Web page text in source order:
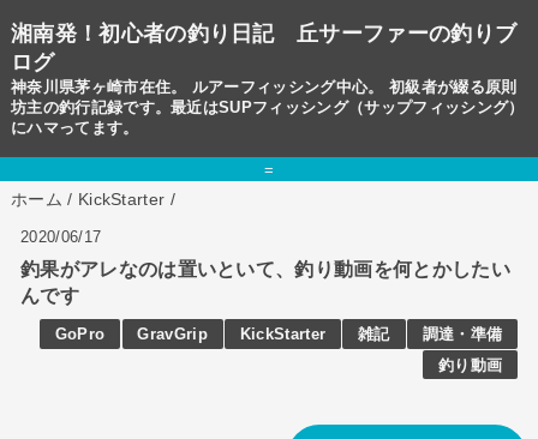
湘南発！初心者の釣り日記 丘サーファーの釣りブ
ログ
神奈川県茅ヶ崎市在住。 ルアーフィッシング中心。 初級者が綴る原則
坊主の釣行記録です。最近はSUPフィッシング（サップフィッシング）
にハマってます。
=
ホーム / KickStarter /
2020/06/17
釣果がアレなのは置いといて、釣り動画を何とかしたい
んです
GoPro GravGrip KickStarter 雑記
調達・準備
釣り動画